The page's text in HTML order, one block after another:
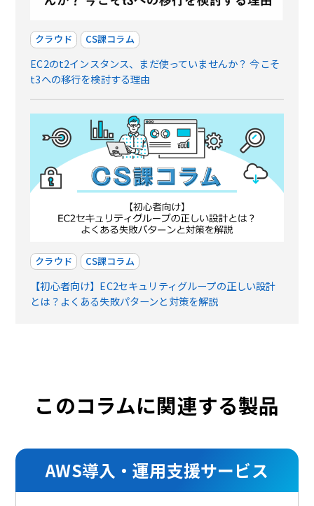
クラウド CS課コラム
EC2のt2インスタンス、まだ使っていませんか？ 今こそ
t3への移行を検討する理由
クラウド CS課コラム
【初心者向け】EC2セキュリティグループの正しい設計
とは？よくある失敗パターンと対策を解説
このコラムに関連する製品
AWS導入・運用支援サービス